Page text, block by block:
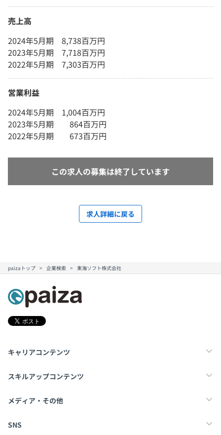
売上高
2024年5月期 8,738百万円
2023年5月期 7,718百万円
2022年5月期 7,303百万円
営業利益
2024年5月期 1,004百万円
2023年5月期 864百万円
2022年5月期 673百万円
この求人の募集は終了しています
求人詳細に戻る
paizaトップ 企業検索 東海ソフト株式会社
キャリアコンテンツ
転職・キャリア
スキルアップコンテンツ
学習
メディア・その他
Tech Team Journal
SNS